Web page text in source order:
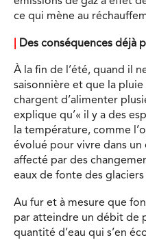
ce qui mène au
Des conséquences déjà
À la fin de l’été, quand il
saisonnière et que la pluie
chargent d’alimenter
explique qu’« il y a des
la température, comme
évolué pour vivre dans
affecté par des
eaux de fonte des glaciers
Au fur et à mesure que
par atteindre un débit de
quantité d’eau qui s’en